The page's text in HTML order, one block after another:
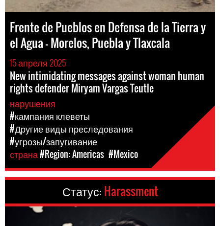
Frente de Pueblos en Defensa de la Tierra y
el Agua - Morelos, Puebla y Tlaxcala
15 апреля 2025
New intimidating messages against woman human
rights defender Miryam Vargas Teutle
нарушения
#кампания клеветы
#Другие виды преследования
#угрозы/запугивание
страна#Region: Americas #Mexico
Статус: Harassment